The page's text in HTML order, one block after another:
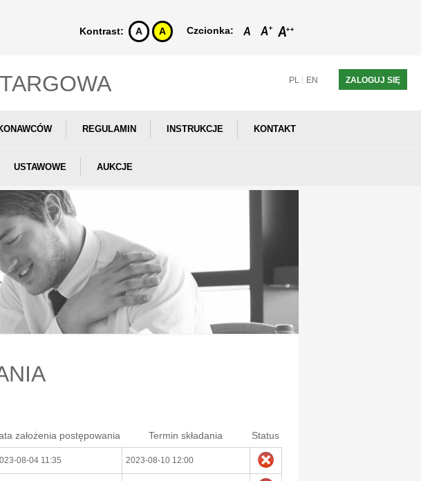
Czcionka:
Kontrast: A A
PL EN ZALOGUJ SIĘ
REGULAMIN INSTRUKCJE KONTAKT
USTAWOWE AUKCJE
założenia postępowania Termin składania Status
08-04 11:35 2023-08-10 12:00